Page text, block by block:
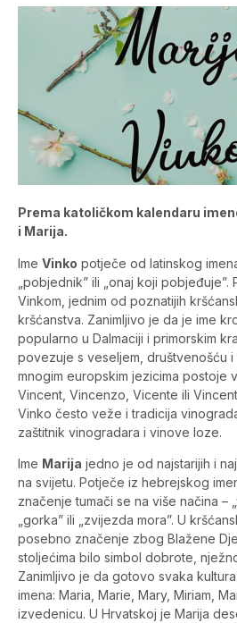
Prema katoličkom kalendaru
i Marija.
Ime Vinko potječe od latinskog
„pobjednik” ili „onaj koji
Vinkom, jednim od poznatijih
kršćanstva. Zanimljivo je da je ime
popularno u Dalmaciji i primorskim
povezuje s veseljem, društvenošću i
mnogim europskim jezicima postoje
Vincent, Vincenzo, Vicente ili
Vinko često veže i tradicija
zaštitnik vinogradara i vinove loze.
Ime Marija jedno je od najstarijih i
na svijetu. Potječe iz hebrejskog
značenje tumači se na više načina –
„gorka” ili „zvijezda mora”. U
posebno značenje zbog Blažene
stoljećima bilo simbol dobrote,
Zanimljivo je da gotovo svaka
imena: Maria, Marie, Mary, Miriam,
izvedenicu. U Hrvatskoj je Marija